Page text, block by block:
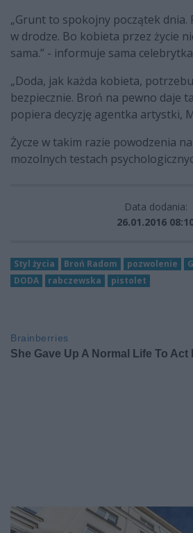
„Grunt to spokojny początek dnia.
w drodze. Bo kobieta przez życie
sama.” - informuje sama
„Doda, jak każda kobieta,
bezpiecznie. Broń na pewno daje
popiera decyzję agentka artystki,
Życze w takim razie powodzenia
mozolnych testach
Data dodania:
26.01.2016
Styl życia Broń Radom pozwolenie
DODA
rabczewska pistolet